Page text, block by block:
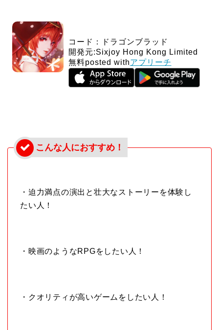
コード：ドラゴンブラッド
開発元:Sixjoy Hong Kong Limited
無料posted withアプリーチ
・迫力満点の演出と壮大なストーリーを体験し
たい人！
・映画のようなRPGをしたい人！
・クオリティが高いゲームをしたい人！